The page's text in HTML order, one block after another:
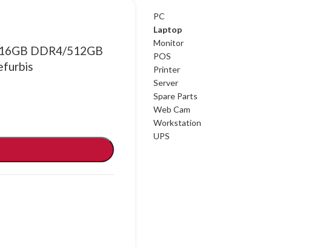
DDR4/512GB
PC
Laptop
Monitor
POS
Printer
Server
Spare Parts
Web Cam
Workstation
UPS